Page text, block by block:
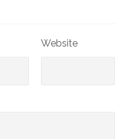
Website